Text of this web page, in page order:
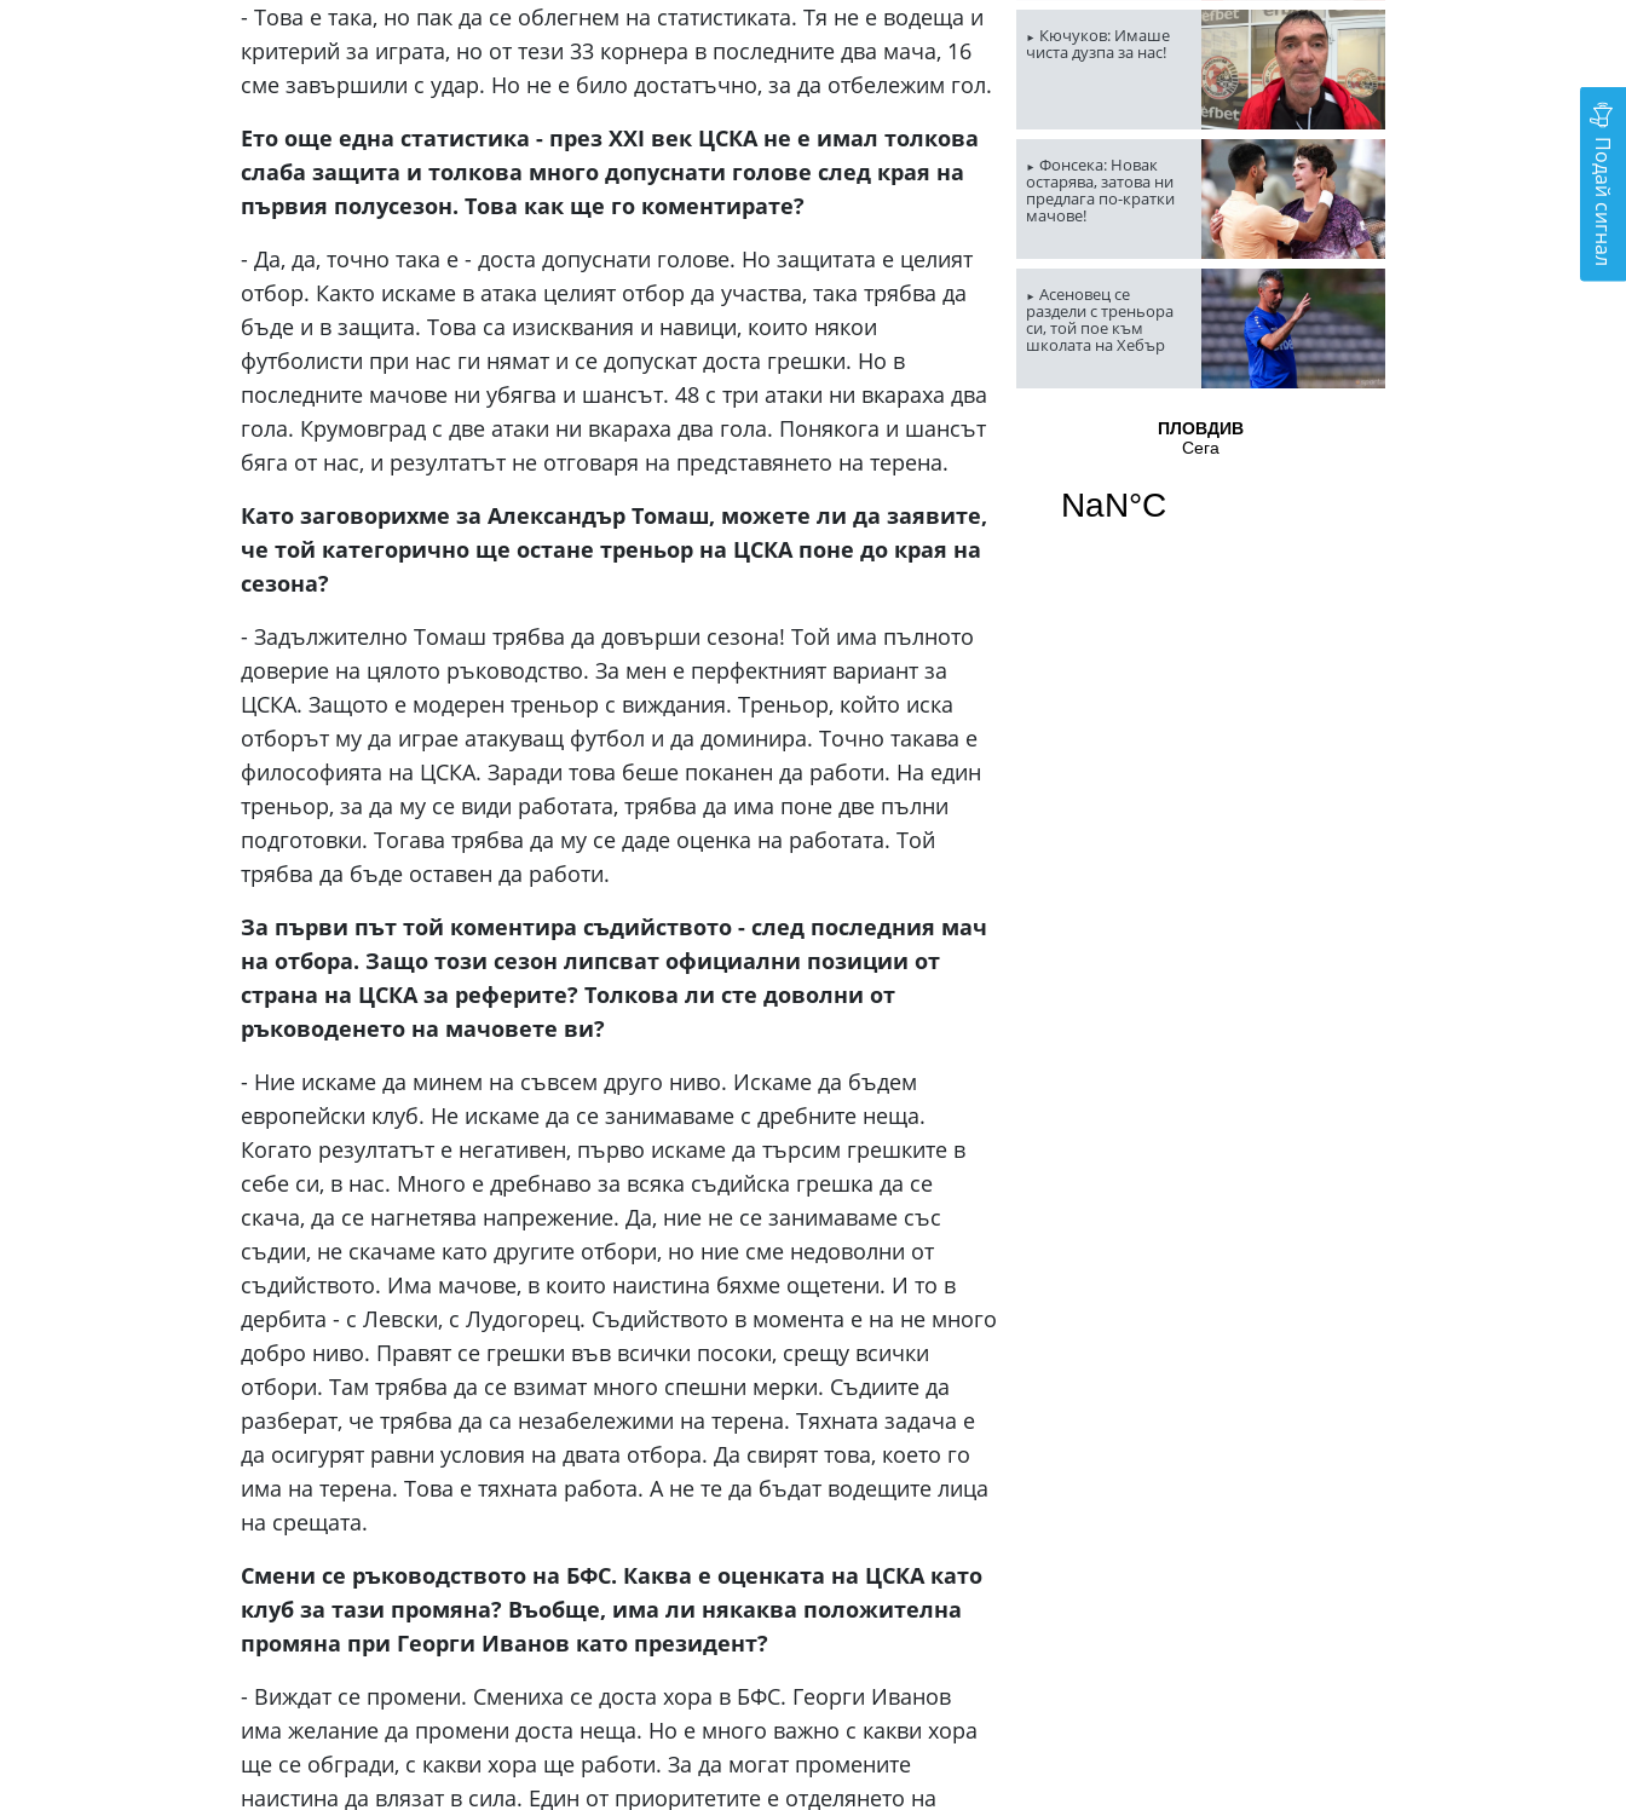
- Това е така, но пак да се облегнем на статистиката. Тя не е водеща и
критерий за играта, но от тези 33 корнера в последните два мача, 16
сме завършили с удар. Но не е било достатъчно, за да отбележим гол.
Ето още една статистика - през XXI век ЦСКА не е имал толкова
слаба защита и толкова много допуснати голове след края на
първия полусезон. Това как ще го коментирате?
- Да, да, точно така е - доста допуснати голове. Но защитата е целият
отбор. Както искаме в атака целият отбор да участва, така трябва да
бъде и в защита. Това са изисквания и навици, които някои
футболисти при нас ги нямат и се допускат доста грешки. Но в
последните мачове ни убягва и шансът. 48 с три атаки ни вкараха два
гола. Крумовград с две атаки ни вкараха два гола. Понякога и шансът
бяга от нас, и резултатът не отговаря на представянето на терена.
Като заговорихме за Александър Томаш, можете ли да заявите,
че той категорично ще остане треньор на ЦСКА поне до края на
сезона?
- Задължително Томаш трябва да довърши сезона! Той има пълното
доверие на цялото ръководство. За мен е перфектният вариант за
ЦСКА. Защото е модерен треньор с виждания. Треньор, който иска
отборът му да играе атакуващ футбол и да доминира. Точно такава е
философията на ЦСКА. Заради това беше поканен да работи. На един
треньор, за да му се види работата, трябва да има поне две пълни
подготовки. Тогава трябва да му се даде оценка на работата. Той
трябва да бъде оставен да работи.
За първи път той коментира съдийството - след последния мач
на отбора. Защо този сезон липсват официални позиции от
страна на ЦСКА за реферите? Толкова ли сте доволни от
ръководенето на мачовете ви?
- Ние искаме да минем на съвсем друго ниво. Искаме да бъдем
европейски клуб. Не искаме да се занимаваме с дребните неща.
Когато резултатът е негативен, първо искаме да търсим грешките в
себе си, в нас. Много е дребнаво за всяка съдийска грешка да се
скача, да се нагнетява напрежение. Да, ние не се занимаваме със
съдии, не скачаме като другите отбори, но ние сме недоволни от
съдийството. Има мачове, в които наистина бяхме ощетени. И то в
дербита - с Левски, с Лудогорец. Съдийството в момента е на не много
добро ниво. Правят се грешки във всички посоки, срещу всички
отбори. Там трябва да се взимат много спешни мерки. Съдиите да
разберат, че трябва да са незабележими на терена. Тяхната задача е
да осигурят равни условия на двата отбора. Да свирят това, което го
има на терена. Това е тяхната работа. А не те да бъдат водещите лица
на срещата.
Смени се ръководството на БФС. Каква е оценката на ЦСКА като
клуб за тази промяна? Въобще, има ли някаква положителна
промяна при Георги Иванов като президент?
- Виждат се промени. Смениха се доста хора в БФС. Георги Иванов
има желание да промени доста неща. Но е много важно с какви хора
ще се обгради, с какви хора ще работи. За да могат промените
наистина да влязат в сила. Един от приоритетите е отделянето на
Кючуков: Имаше
чиста дузпа за нас!
Фонсека: Новак
остарява, затова ни
предлага по-кратки
мачове!
Асеновец се
раздели с треньора
си, той пое към
школата на Хебър
Подай сигнал